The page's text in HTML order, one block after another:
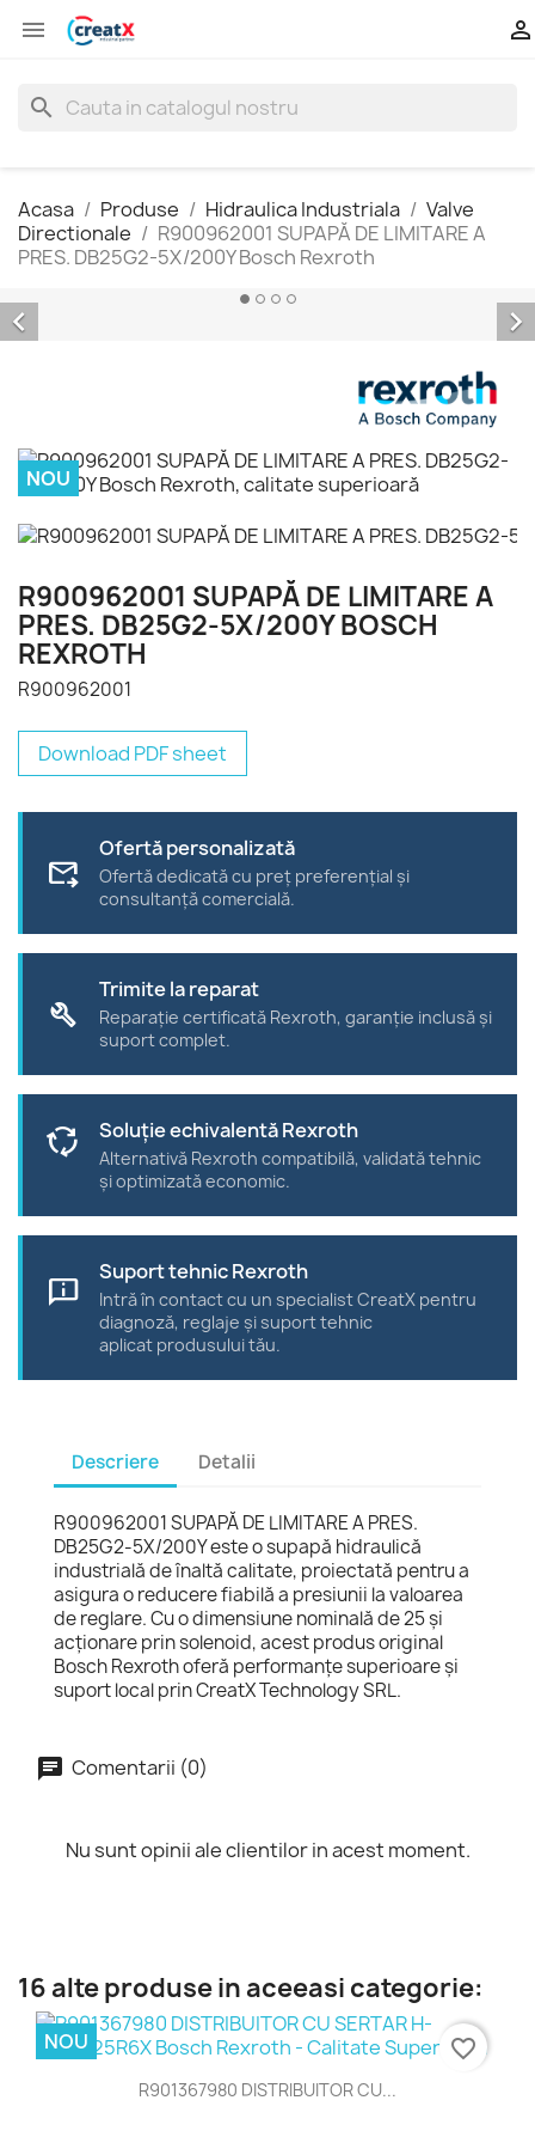
 
search
Acasa Produse Hidraulica Industriala
Valve
Directionale
R900962001 SUPAPĂ DE LIMITARE A
PRES. DB25G2-5X/200Y Bosch Rexroth
 
NOU
R900962001 SUPAPĂ DE LIMITARE A
PRES. DB25G2-5X/200Y BOSCH
REXROTH
R900962001
Download PDF sheet
forward_to_inbox
Ofertă personalizată
Ofertă dedicată cu preț preferențial și
consultanță comercială.
build
Trimite la reparat
Reparație certificată Rexroth, garanție inclusă și
suport complet.
cycle Soluție echivalentă Rexroth
Alternativă Rexroth compatibilă, validată tehnic
și optimizată economic.
chat_info
Suport tehnic Rexroth
Intră în contact cu un specialist CreatX pentru
diagnoză, reglaje și suport tehnic
aplicat produsului tău.
Descriere Detalii
R900962001 SUPAPĂ DE LIMITARE A PRES.
DB25G2-5X/200Y este o supapă hidraulică
industrială de înaltă calitate, proiectată pentru a
asigura o reducere fiabilă a presiunii la valoarea
de reglare. Cu o dimensiune nominală de 25 și
acționare prin solenoid, acest produs original
Bosch Rexroth oferă performanțe superioare și
suport local prin CreatX Technology SRL.
Comentarii (0)
Nu sunt opinii ale clientilor in acest moment.
16 alte produse in aceeasi categorie:
R901367980 DISTRIBUITOR CU...
NOU favorite_border